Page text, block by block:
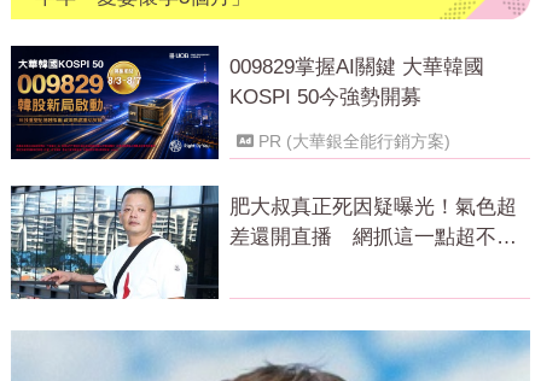
009829掌握AI關鍵 大華韓國
KOSPI 50今強勢開募
PR (大華銀全能行銷方案)
肥大叔真正死因疑曝光！氣色超
差還開直播 網抓這一點超不合